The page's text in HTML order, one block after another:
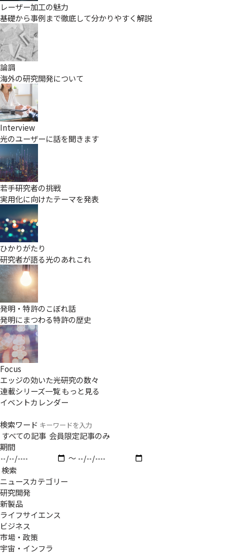
レーザー加工の魅力
基礎から事例まで徹底して分かりやすく解説
論調
海外の研究開発について
Interview
光のユーザーに話を聞きます
若手研究者の挑戦
実用化に向けたテーマを発表
ひかりがたり
研究者が語る光のあれこれ
発明・特許のこぼれ話
発明にまつわる特許の歴史
Focus
エッジの効いた光研究の数々
連載シリーズ一覧もっと見る
イベントカレンダー
検索ワード
すべての記事 会員限定記事のみ
期間
〜
検索
ニュースカテゴリー
研究開発
新製品
ライフサイエンス
ビジネス
市場・政策
宇宙・インフラ